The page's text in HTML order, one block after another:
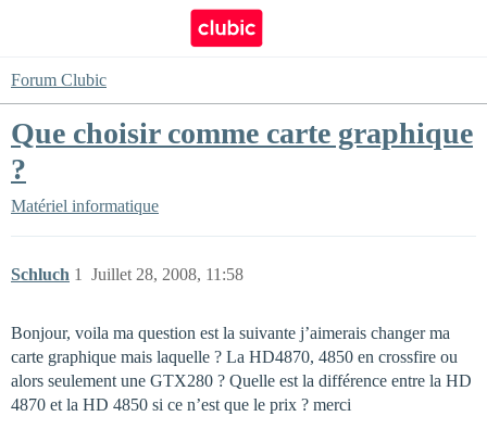
Forum Clubic
Que choisir comme carte graphique
?
Matériel informatique
Schluch Juillet 28, 2008, 11:58
1
Bonjour, voila ma question est la suivante j’aimerais changer ma
carte graphique mais laquelle ? La HD4870, 4850 en crossfire ou
alors seulement une GTX280 ? Quelle est la différence entre la HD
4870 et la HD 4850 si ce n’est que le prix ? merci